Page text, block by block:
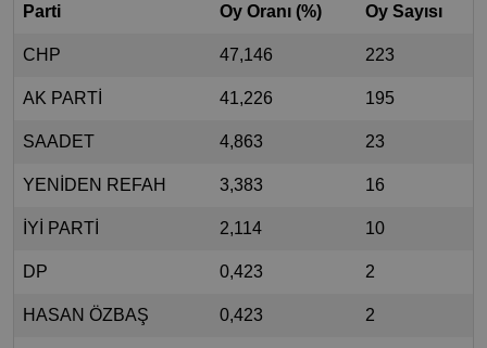
Parti Oy Oranı (%) Oy Sayısı
CHP 47,146 223
AK PARTİ 41,226 195
SAADET 4,863 23
YENİDEN REFAH 3,383 16
İYİ PARTİ 2,114 10
DP 0,423 2
HASAN ÖZBAŞ 0,423 2